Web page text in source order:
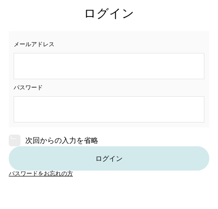
ログイン
メールアドレス
パスワード
次回からの入力を省略
ログイン
パスワードをお忘れの方